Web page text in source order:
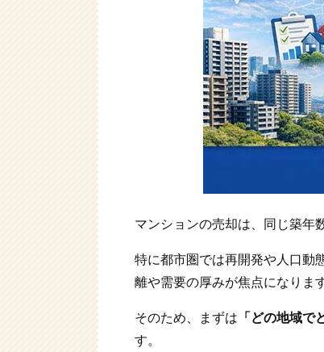
マンションの売却は、同じ築年
特に都市圏では再開発や人口動
離や需要の厚みが焦点になります
そのため、まずは 「どの地域で
す。